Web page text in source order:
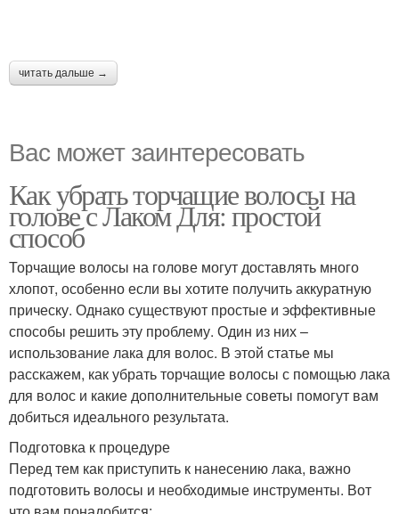
читать дальше →
Вас может заинтересовать
Как убрать торчащие волосы на
голове с Лаком Для: простой
способ
Торчащие волосы на голове могут доставлять много
хлопот, особенно если вы хотите получить аккуратную
прическу. Однако существуют простые и эффективные
способы решить эту проблему. Один из них –
использование лака для волос. В этой статье мы
расскажем, как убрать торчащие волосы с помощью лака
для волос и какие дополнительные советы помогут вам
добиться идеального результата.
Подготовка к процедуре
Перед тем как приступить к нанесению лака, важно
подготовить волосы и необходимые инструменты. Вот